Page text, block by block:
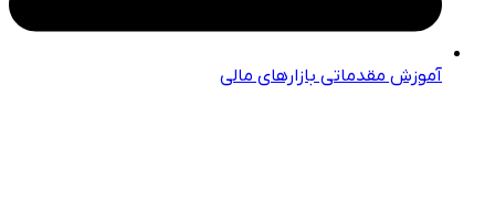
آموزش مقدماتی بازارهای مالی